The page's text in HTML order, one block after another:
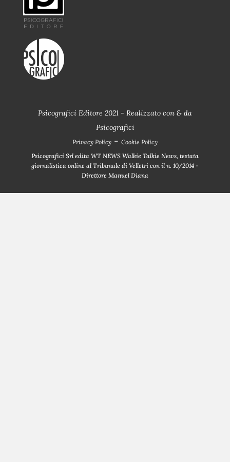
Psicografici Editore 2021 - Realizzato con & da
Psicografici
Privacy Policy - Cookie Policy
Psicografici Srl edita WT NEWS Walkie Talkie News, testata
giornalistica online al Tribunale di Velletri con il n. 10/2014 -
Direttore Manuel Diana